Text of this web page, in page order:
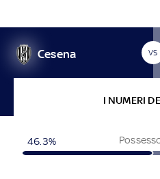
Cesena VS
I NUMERI
46.3%